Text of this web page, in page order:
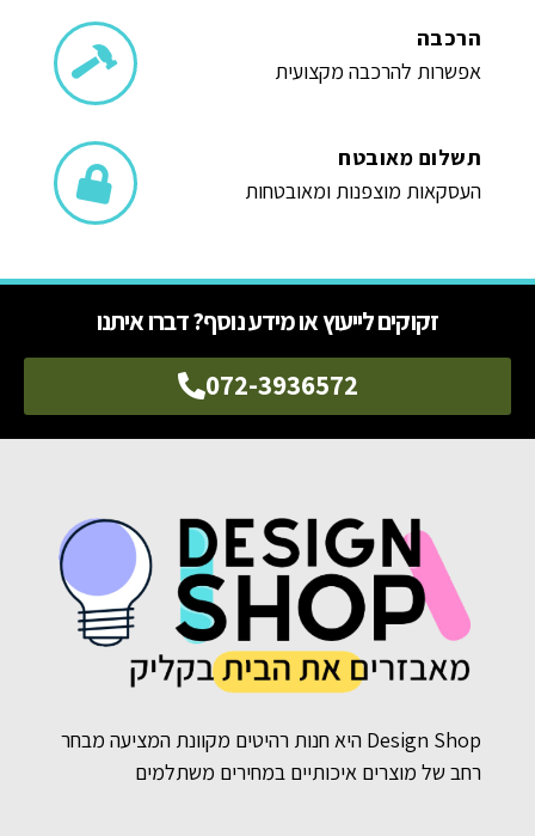
הרכבה
אפשרות להרכבה מקצועית
תשלום מאובטח
העסקאות מוצפנות ומאובטחות
זקוקים לייעוץ או מידע נוסף? דברו איתנו
072-3936572
Design Shop היא חנות רהיטים מקוונת המציעה מבחר
רחב של מוצרים איכותיים במחירים משתלמים